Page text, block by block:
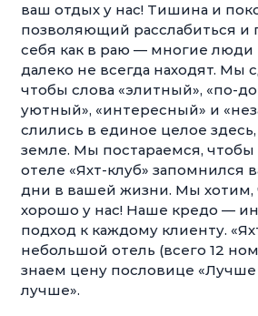
ваш отдых у нас! Тишина и
позволяющий расслабиться и
себя как в раю — многие люди
далеко не всегда находят. Мы
чтобы слова «элитный», «по-
уютный», «интересный» и
слились в единое целое
земле. Мы постараемся,
отеле «Яхт-клуб» запомнился
дни в вашей жизни. Мы хотим,
хорошо у нас! Наше кредо —
подход к каждому клиенту.
небольшой отель (всего 12
знаем цену пословице
лучше».